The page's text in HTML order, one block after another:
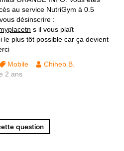
au service NutriGym à 0.5
désinscrire :
s il vous plaît
le plus tôt possible car ça devient
Mobile
Chiheb B.
2 ans
question